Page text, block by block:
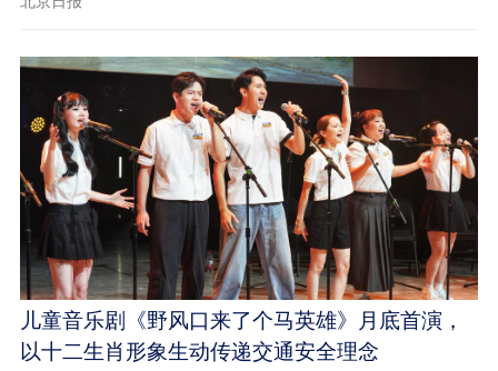
儿童音乐剧《野风口来了个马英雄》月底首演，
以十二生肖形象生动传递交通安全理念